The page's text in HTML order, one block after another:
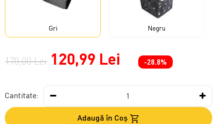
Gri Negru
170,00 Lei 120,99 Lei -28.8%
Cantitate:
Adaugă în Coş